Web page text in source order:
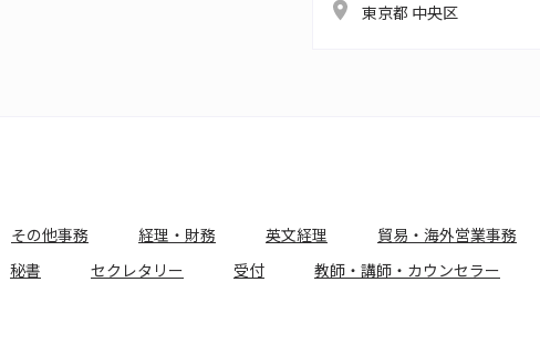
東京都 中央区
その他事務 経理・財務 英文経理
貿易・海外営業事務
秘書 セクレタリー 受付
教師・講師・カウンセラー